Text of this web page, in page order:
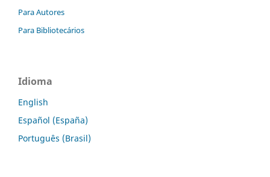
Para Autores
Para Bibliotecários
Idioma
English
Español (España)
Português (Brasil)